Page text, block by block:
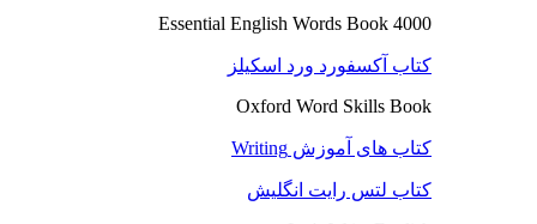
4000 Essential English Words Book
کتاب آکسفورد ورد اسکیلز
Oxford Word Skills Book
کتاب های آموزش Writing
کتاب لتس رایت انگلیش